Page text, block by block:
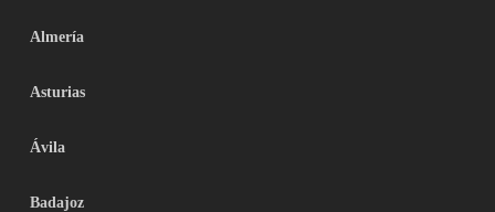
Almería
Asturias
Ávila
Badajoz